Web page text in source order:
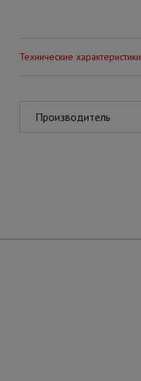
Технические характеристики
Производитель